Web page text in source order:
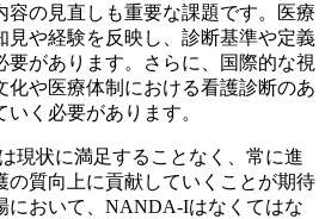
の見直しも重要な課題です。
医療
見や経験を反映し、診断基準や定義
要があります。さらに、国際的な視
化や医療体制における看護診断のあ
く必要があります。
現状に満足することなく、常に進
の質向上に貢献していくことが期待
において、NANDA-Iはなくてはな